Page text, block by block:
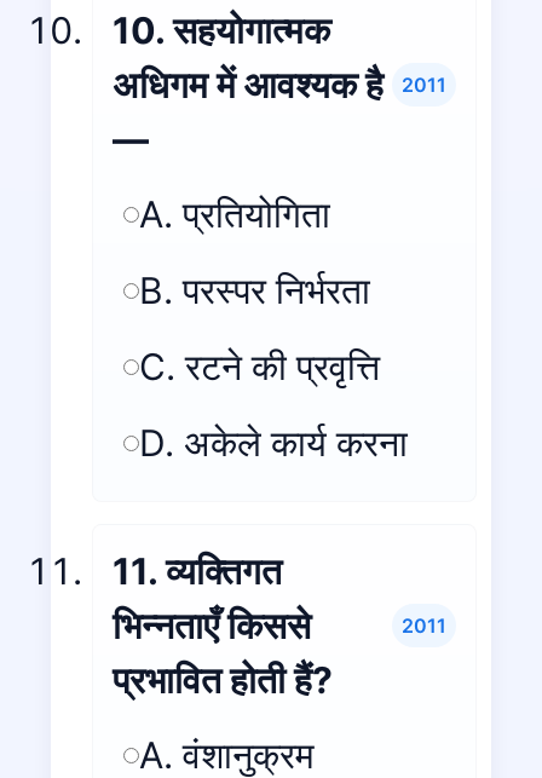
10. सहयोगात्मक
अधिगम में आवश्यक है
—
2011
A. प्रतियोगिता
B. परस्पर निर्भरता
C. रटने की प्रवृत्ति
D. अकेले कार्य करना
11. व्यक्तिगत
भिन्नताएँ किससे
प्रभावित होती हैं?
2011
A. वंशानुक्रम